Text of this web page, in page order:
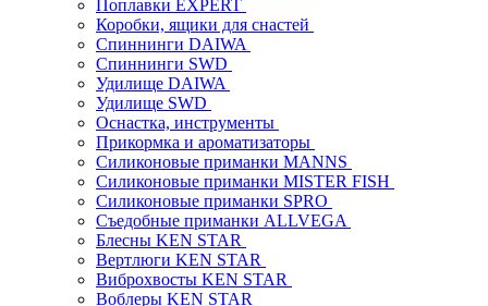
Поплавки EXPERT
Коробки, ящики для снастей
Спиннинги DAIWA
Спиннинги SWD
Удилище DAIWA
Удилище SWD
Оснастка, инструменты
Прикормка и ароматизаторы
Силиконовые приманки MANNS
Силиконовые приманки MISTER FISH
Силиконовые приманки SPRO
Съедобные приманки ALLVEGA
Блесны KEN STAR
Вертлюги KEN STAR
Виброхвосты KEN STAR
Воблеры KEN STAR